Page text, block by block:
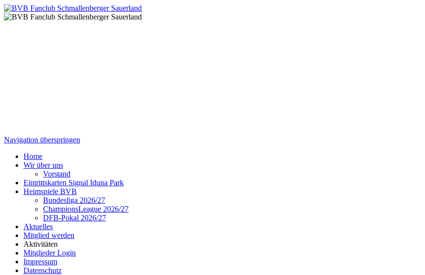
Navigation überspringen
Home
Wir über uns
Vorstand
Eintrittskarten Signal Iduna Park
Heimspiele BVB
Bundesliga 2026/27
ChampionsLeague 2026/27
DFB-Pokal 2026/27
Aktuelles
Mitglied werden
Aktivitäten
Mitglieder Login
Impressum
Datenschutz